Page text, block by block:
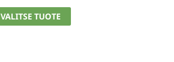
VALITSE TUOTE
Tällä
tuotteella